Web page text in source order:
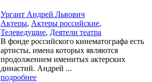
Ургант Андрей Львович
Актеры, Актеры российские,
Телеведущие, Деятели театра
В фонде российского кинематографа есть
артисты, имена которых являются
продолжением именитых актерских
династий. Андрей ...
подробнее